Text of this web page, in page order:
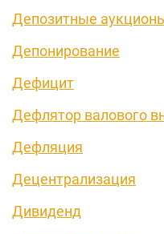
Депозитные
Депонирование
Дефицит
Дефлятор валового
Дефляция
Децентрализация
Дивиденд